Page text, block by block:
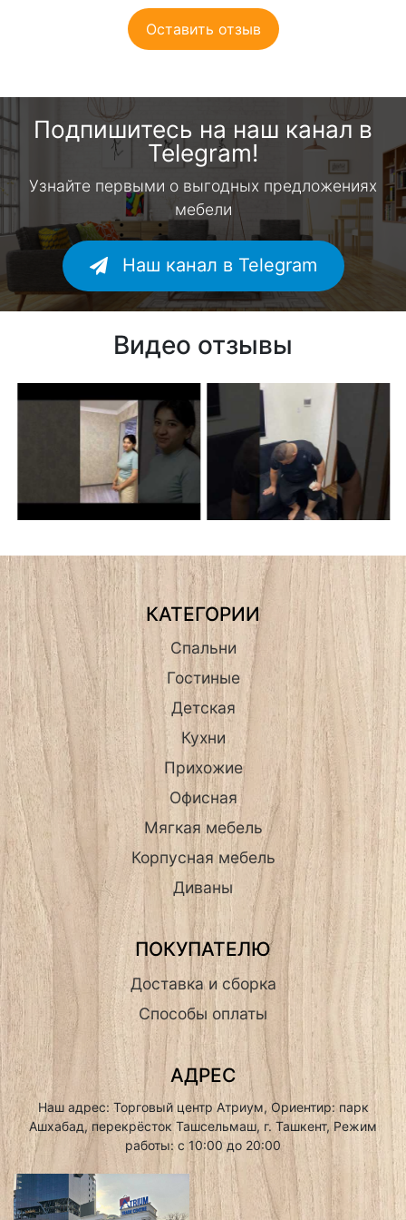
Оставить отзыв
Подпишитесь на наш канал в
Telegram!
Узнайте первыми о выгодных предложениях
мебели
Наш канал в Telegram
Видео отзывы
КАТЕГОРИИ
Спальни
Гостиные
Детская
Кухни
Прихожие
Офисная
Мягкая мебель
Корпусная мебель
Диваны
ПОКУПАТЕЛЮ
Доставка и сборка
Способы оплаты
АДРЕС
Наш адрес: Торговый центр Атриум, Ориентир: парк
Ашхабад, перекрёсток Ташсельмаш, г. Ташкент, Режим
работы: с 10:00 до 20:00